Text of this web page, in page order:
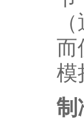
而
模
制